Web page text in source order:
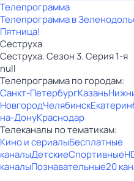
Телепрограмма
Телепрограмма в
Пятница!
Сеструха
Сеструха. Сезон 3. Серия 1-я
null
Телепрограмма по городам:
Санкт-ПетербургКазань
НовгородЧелябинск
на-ДонуКраснодар
Телеканалы по тематикам:
Кино и сериалыБесплатные
каналыДетскиеСпортивные
каналыПознавательные20